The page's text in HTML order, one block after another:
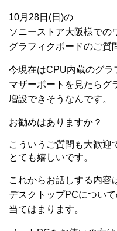
10月28日(日)の
ソニーストア大阪様での
グラフィクボードのご質
今現在はCPU内蔵のグラ
マザーボートを見たらグ
増設できそうなんです。
お勧めはありますか？
こういうご質問も大歓迎
とても嬉しいです。
これからお話しする内容
デスクトップPCについ
当てはまります。